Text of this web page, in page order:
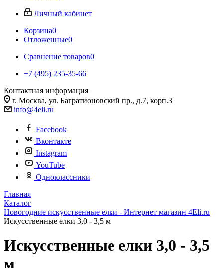
Личный кабинет
Корзина0
Отложенные0
Сравнение товаров0
+7 (495) 235-35-66
Контактная информация
г. Москва, ул. Багратионовский пр., д.7, корп.3
info@4eli.ru
Facebook
Вконтакте
Instagram
YouTube
Одноклассники
Главная
Каталог
Новогодние искусственные елки - Интернет магазин 4Eli.ru
Искусственные елки 3,0 - 3,5 м
Искусственные елки 3,0 - 3,5
м